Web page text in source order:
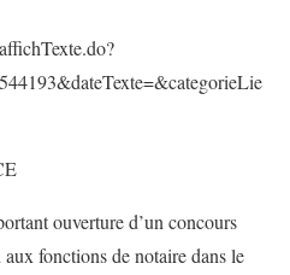
ouverture d’un concours
fonctions de notaire dans le